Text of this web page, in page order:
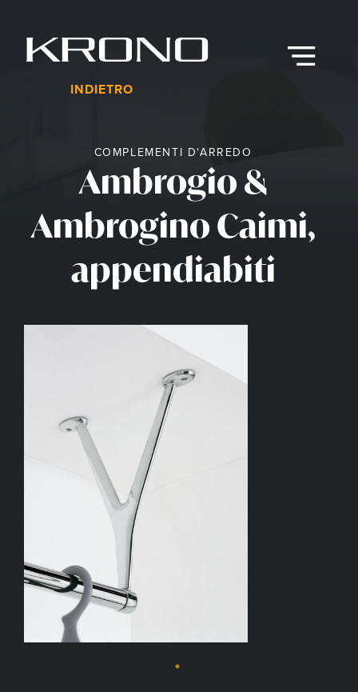
contenuto
Menu
INDIETRO
COMPLEMENTI D'ARREDO
Ambrogio &
Ambrogino Caimi,
appendiabiti